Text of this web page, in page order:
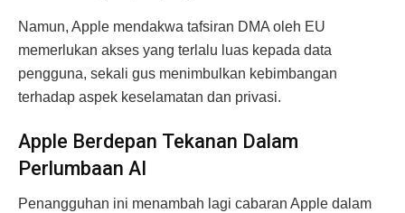
Namun, Apple mendakwa tafsiran DMA oleh EU
memerlukan akses yang terlalu luas kepada data
pengguna, sekali gus menimbulkan kebimbangan
terhadap aspek keselamatan dan privasi.
Apple Berdepan Tekanan Dalam
Perlumbaan AI
Penangguhan ini menambah lagi cabaran Apple dalam